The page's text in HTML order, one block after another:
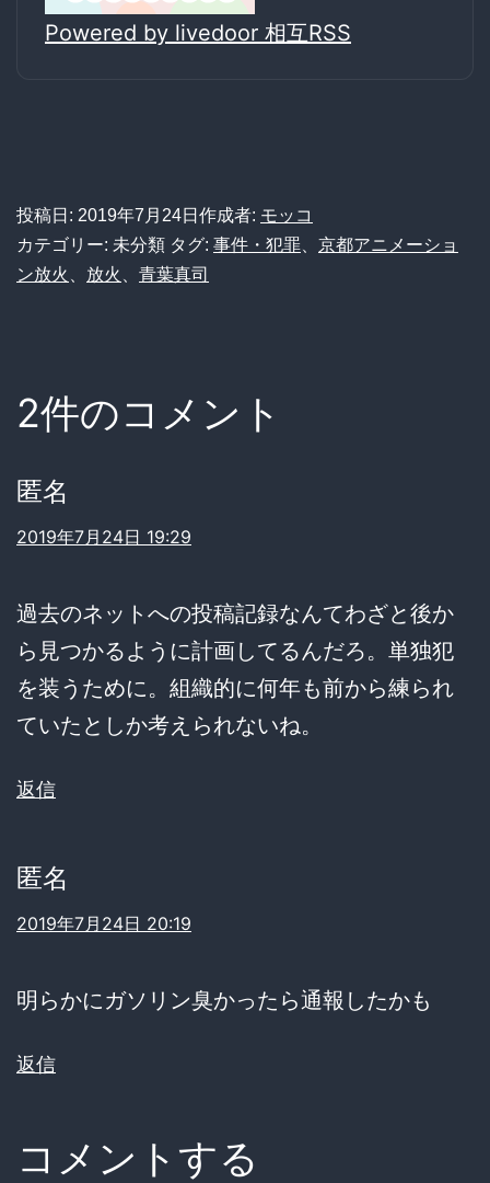
Powered by livedoor 相互RSS
投稿日: 2019年7月24日 作成者: モッコ
カテゴリー: 未分類 タグ: 事件・犯罪
京都アニメーショ
ン放火
放火 青葉真司
2件のコメント
匿名
2019年7月24日 19:29
過去のネットへの投稿記録なんてわざと後か
ら見つかるように計画してるんだろ。単独犯
を装うために。組織的に何年も前から練られ
ていたとしか考えられないね。
返信
匿名
2019年7月24日 20:19
明らかにガソリン臭かったら通報したかも
返信
コメントする